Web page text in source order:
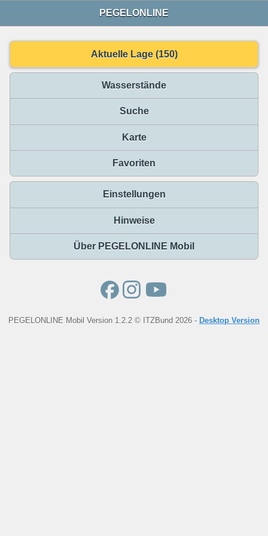
PEGELONLINE
Aktuelle Lage (150)
Wasserstände
Suche
Karte
Favoriten
Einstellungen
Hinweise
Über PEGELONLINE Mobil
PEGELONLINE Mobil Version 1.2.2 © ITZBund 2026 - Desktop Version